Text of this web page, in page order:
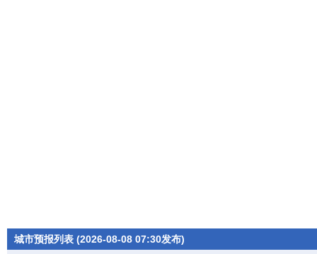
城市预报列表 (2026-08-08 07:30发布)